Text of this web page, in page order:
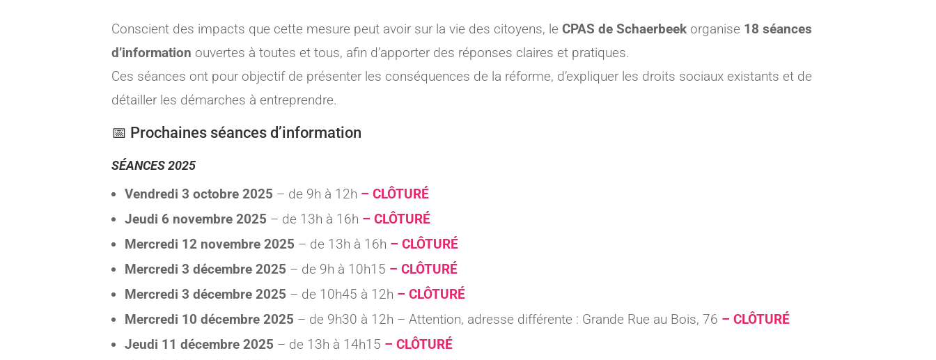
Conscient des impacts que cette mesure peut avoir sur la vie des citoyens, leCPAS de Schaerbeek organise 18séances
d’information ouvertes à toutes et tous, afin d’apporter des réponses claires et pratiques.
Ces séances ont pour objectif de présenter les conséquences de la réforme, d’expliquer les droits sociaux existants et de
détailler les démarches à entreprendre.
📅 Prochaines séances d’information
SÉANCES 2025
Vendredi 3 octobre 2025 – de 9h à 12h – CLÔTURÉ
Jeudi 6 novembre 2025 – de 13h à 16h – CLÔTURÉ
Mercredi 12 novembre 2025 – de 13h à 16h – CLÔTURÉ
Mercredi 3 décembre 2025 – de 9h à 10h15 – CLÔTURÉ
Mercredi 3 décembre 2025 – de 10h45 à 12h – CLÔTURÉ
Mercredi 10 décembre 2025 – de 9h30 à 12h – Attention, adresse différente : Grande Rue au Bois, 76 – CLÔTURÉ
Jeudi 11 décembre 2025 – de 13h à 14h15 – CLÔTURÉ